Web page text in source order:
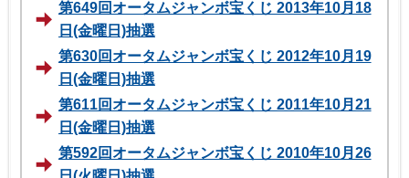
第649回オータムジャンボ宝くじ 2013年10月18
日(金曜日)抽選
第630回オータムジャンボ宝くじ 2012年10月19
日(金曜日)抽選
第611回オータムジャンボ宝くじ 2011年10月21
日(金曜日)抽選
第592回オータムジャンボ宝くじ 2010年10月26